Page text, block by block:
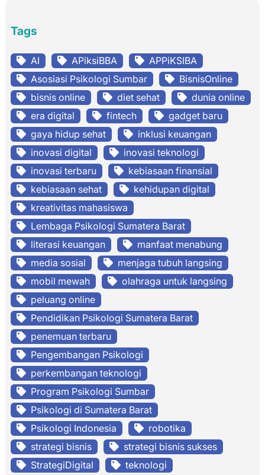
Tags
AI APiksiBBA
APPiKSIBA
Asosiasi Psikologi Sumbar
BisnisOnline
bisnis online
diet sehat
dunia online
era digital
fintech
gadget baru
gaya hidup sehat
inklusi keuangan
inovasi digital
inovasi teknologi
inovasi terbaru
kebiasaan finansial
kebiasaan sehat
kehidupan digital
kreativitas mahasiswa
Lembaga Psikologi Sumatera Barat
literasi keuangan
manfaat menabung
media sosial
menjaga tubuh langsing
mobil mewah
olahraga untuk langsing
peluang online
Pendidikan Psikologi Sumatera Barat
penemuan terbaru
Pengembangan Psikologi
perkembangan teknologi
Program Psikologi Sumbar
Psikologi di Sumatera Barat
Psikologi Indonesia
robotika
strategi bisnis
strategi bisnis sukses
StrategiDigital
teknologi